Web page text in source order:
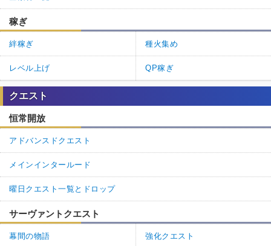
稼ぎ
絆稼ぎ 種火集め
レベル上げ QP稼ぎ
クエスト
恒常開放
アドバンスドクエスト
メインインタールード
曜日クエスト一覧とドロップ
サーヴァントクエスト
幕間の物語 強化クエスト